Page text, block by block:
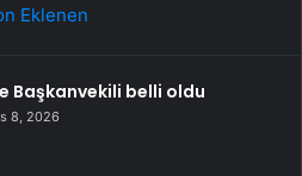
Eklenen
Başkanvekili belli oldu
8, 2026